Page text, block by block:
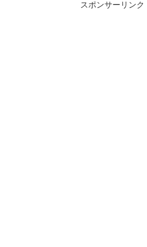
スポンサーリンク